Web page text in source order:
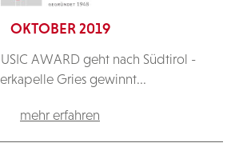
OKTOBER 2019
AWARD geht nach Südtirol -
Gries gewinnt...
mehr erfahren